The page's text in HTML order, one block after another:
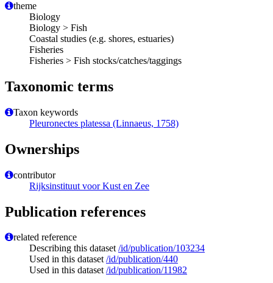
theme
Biology
Biology > Fish
Coastal studies (e.g. shores, estuaries)
Fisheries
Fisheries > Fish stocks/catches/taggings
Taxonomic terms
Taxon keywords
Pleuronectes platessa (Linnaeus, 1758)
Ownerships
contributor
Rijksinstituut voor Kust en Zee
Publication references
related reference
Describing this dataset/id/publication/103234
Used in this dataset/id/publication/440
Used in this dataset/id/publication/11982